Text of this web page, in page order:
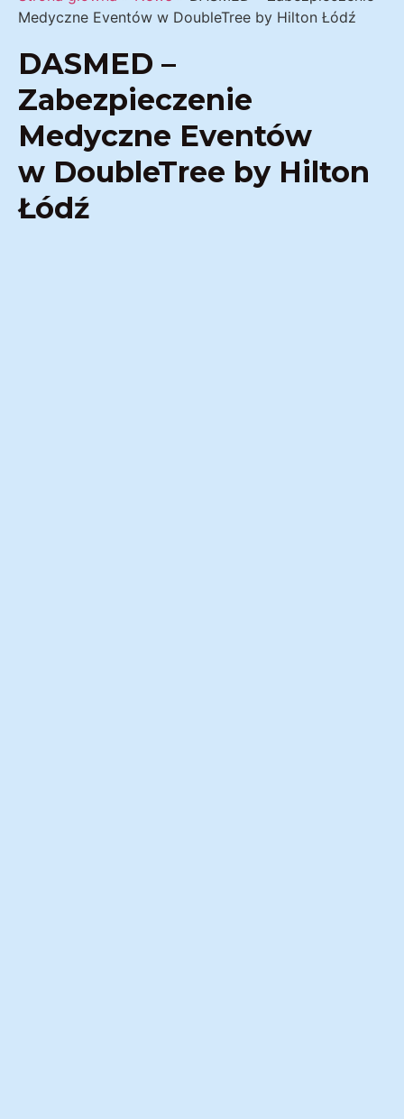
Medyczne Eventów w DoubleTree by Hilton Łódź
DASMED –
Zabezpieczenie
Medyczne Eventów
w DoubleTree by Hilton
Łódź